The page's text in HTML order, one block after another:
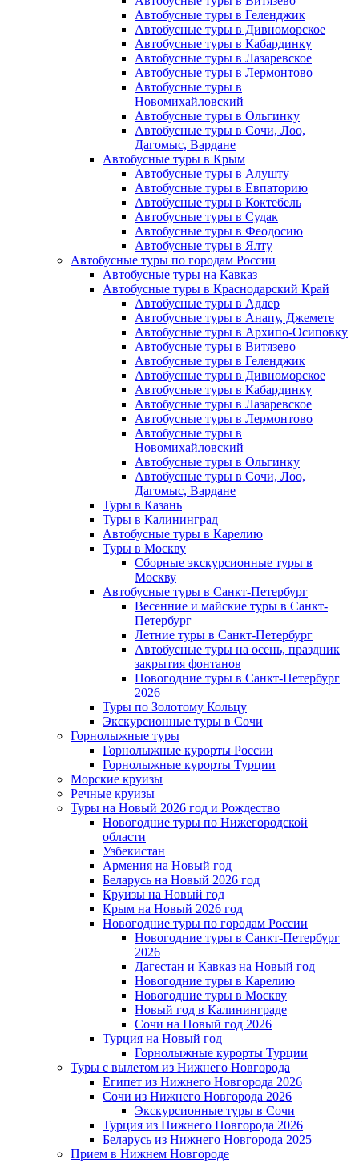
Автобусные туры в Геленджик
Автобусные туры в Дивноморское
Автобусные туры в Кабардинку
Автобусные туры в Лазаревское
Автобусные туры в Лермонтово
Автобусные туры в
Новомихайловский
Автобусные туры в Ольгинку
Автобусные туры в Сочи, Лоо,
Дагомыс, Вардане
Автобусные туры в Крым
Автобусные туры в Алушту
Автобусные туры в Евпаторию
Автобусные туры в Коктебель
Автобусные туры в Судак
Автобусные туры в Феодосию
Автобусные туры в Ялту
Автобусные туры по городам России
Автобусные туры на Кавказ
Автобусные туры в Краснодарский Край
Автобусные туры в Адлер
Автобусные туры в Анапу, Джемете
Автобусные туры в Архипо-Осиповку
Автобусные туры в Витязево
Автобусные туры в Геленджик
Автобусные туры в Дивноморское
Автобусные туры в Кабардинку
Автобусные туры в Лазаревское
Автобусные туры в Лермонтово
Автобусные туры в
Новомихайловский
Автобусные туры в Ольгинку
Автобусные туры в Сочи, Лоо,
Дагомыс, Вардане
Туры в Казань
Туры в Калининград
Автобусные туры в Карелию
Туры в Москву
Сборные экскурсионные туры в
Москву
Автобусные туры в Санкт-Петербург
Весенние и майские туры в Санкт-
Петербург
Летние туры в Санкт-Петербург
Автобусные туры на осень, праздник
закрытия фонтанов
Новогодние туры в Санкт-Петербург
2026
Туры по Золотому Кольцу
Экскурсионные туры в Сочи
Горнолыжные туры
Горнолыжные курорты России
Горнолыжные курорты Турции
Морские круизы
Речные круизы
Туры на Новый 2026 год и Рождество
Новогодние туры по Нижегородской
области
Узбекистан
Армения на Новый год
Беларусь на Новый 2026 год
Круизы на Новый год
Крым на Новый 2026 год
Новогодние туры по городам России
Новогодние туры в Санкт-Петербург
2026
Дагестан и Кавказ на Новый год
Новогодние туры в Карелию
Новогодние туры в Москву
Новый год в Калининграде
Сочи на Новый год 2026
Турция на Новый год
Горнолыжные курорты Турции
Туры с вылетом из Нижнего Новгорода
Египет из Нижнего Новгорода 2026
Сочи из Нижнего Новгорода 2026
Экскурсионные туры в Сочи
Турция из Нижнего Новгорода 2026
Беларусь из Нижнего Новгорода 2025
Прием в Нижнем Новгороде